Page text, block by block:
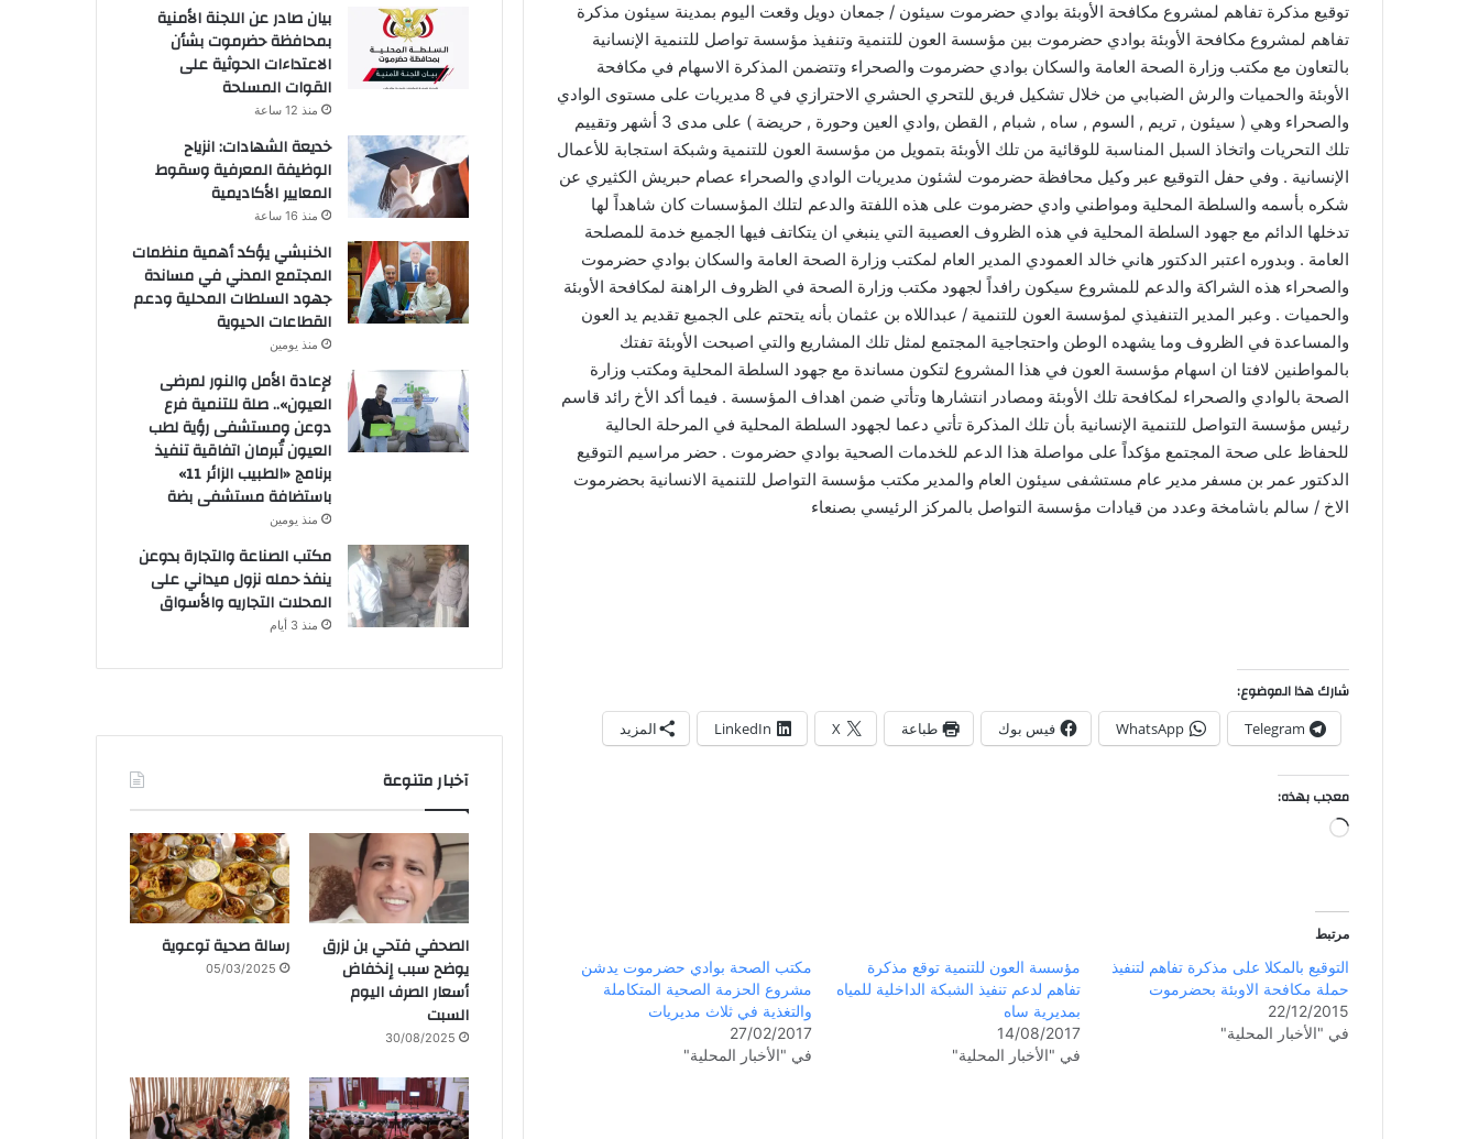
توقيع مذكرة تفاهم لمشروع مكافحة الأوبئة بوادي حضرموت سيئون / جمعان دويل وقعت اليوم بمدينة سيئون مذكرة
تفاهم لمشروع مكافحة الأوبئة بوادي حضرموت بين مؤسسة العون للتنمية وتنفيذ مؤسسة تواصل للتنمية الإنسانية
بالتعاون مع مكتب وزارة الصحة العامة والسكان بوادي حضرموت والصحراء وتتضمن المذكرة الاسهام في مكافحة
الأوبئة والحميات والرش الضبابي من خلال تشكيل فريق للتحري الحشري الاحترازي في 8 مديريات على مستوى الوادي
والصحراء وهي ( سيئون , تريم , السوم , ساه , شبام , القطن ,وادي العين وحورة , حريضة ) على مدى 3 أشهر وتقييم
تلك التحريات واتخاذ السبل المناسبة للوقائية من تلك الأوبئة بتمويل من مؤسسة العون للتنمية وشبكة استجابة للأعمال
الإنسانية . وفي حفل التوقيع عبر وكيل محافظة حضرموت لشئون مديريات الوادي والصحراء عصام حبريش الكثيري عن
شكره بأسمه والسلطة المحلية ومواطني وادي حضرموت على هذه اللفتة والدعم لتلك المؤسسات كان شاهداً لها
تدخلها الدائم مع جهود السلطة المحلية في هذه الظروف العصيبة التي ينبغي ان يتكاتف فيها الجميع خدمة للمصلحة
العامة . وبدوره اعتبر الدكتور هاني خالد العمودي المدير العام لمكتب وزارة الصحة العامة والسكان بوادي حضرموت
والصحراء هذه الشراكة والدعم للمشروع سيكون رافداً لجهود مكتب وزارة الصحة في الظروف الراهنة لمكافحة الأوبئة
والحميات . وعبر المدير التنفيذي لمؤسسة العون للتنمية / عبداللاه بن عثمان بأنه يتحتم على الجميع تقديم يد العون
والمساعدة في الظروف وما يشهده الوطن واحتجاجية المجتمع لمثل تلك المشاريع والتي اصبحت الأوبئة تفتك
بالمواطنين لافتا ان اسهام مؤسسة العون في هذا المشروع لتكون مساندة مع جهود السلطة المحلية ومكتب وزارة
الصحة بالوادي والصحراء لمكافحة تلك الأوبئة ومصادر انتشارها وتأتي ضمن اهداف المؤسسة . فيما أكد الأخ رائد قاسم
رئيس مؤسسة التواصل للتنمية الإنسانية بأن تلك المذكرة تأتي دعما لجهود السلطة المحلية في المرحلة الحالية
للحفاظ على صحة المجتمع مؤكداً على مواصلة هذا الدعم للخدمات الصحية بوادي حضرموت . حضر مراسيم التوقيع
الدكتور عمر بن مسفر مدير عام مستشفى سيئون العام والمدير مكتب مؤسسة التواصل للتنمية الانسانية بحضرموت
الاخ / سالم باشامخة وعدد من قيادات مؤسسة التواصل بالمركز الرئيسي بصنعاء
شارك هذا الموضوع:
Telegram
WhatsApp فيس بوك طباعة X
LinkedIn المزيد
معجب بهذه:
مرتبط
التوقيع بالمكلا على مذكرة تفاهم لتنفيذ
حملة مكافحة الاوبئة بحضرموت
22/12/2015
في "الأخبار المحلية"
مؤسسة العون للتنمية توقع مذكرة
تفاهم لدعم تنفيذ الشبكة الداخلية للمياه
بمديرية ساه
14/08/2017
في "الأخبار المحلية"
مكتب الصحة بوادي حضرموت يدشن
مشروع الحزمة الصحية المتكاملة
والتغذية في ثلاث مديريات
27/02/2017
في "الأخبار المحلية"
بيان صادر عن اللجنة الأمنية
بمحافظة حضرموت بشأن
الاعتداءات الحوثية على
القوات المسلحة
منذ 12 ساعة
خديعة الشهادات: انزياح
الوظيفة المعرفية وسقوط
المعايير الأكاديمية
منذ 16 ساعة
الخنبشي يؤكد أهمية منظمات
المجتمع المدني في مساندة
جهود السلطات المحلية ودعم
القطاعات الحيوية
منذ يومين
لإعادة الأمل والنور لمرضى
العيون».. صلة للتنمية فرع
دوعن ومستشفى رؤية لطب
العيون تُبرمان اتفاقية تنفيذ
برنامج «الطبيب الزائر 11»
باستضافة مستشفى بضة
منذ يومين
مكتب الصناعة والتجارة بدوعن
ينفذ حمله نزول ميداني على
المحلات التجاريه والأسواق
منذ 3 أيام
آخبار متنوعة
الصحفي فتحي بن لزرق
يوضح سبب إنخفاض
أسعار الصرف اليوم
السبت
30/08/2025
رسالة صحية توعوية
05/03/2025